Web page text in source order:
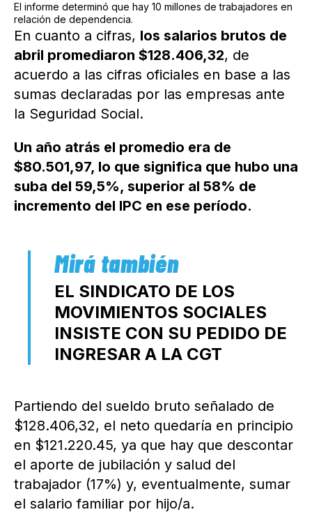
El informe determinó que hay 10 millones de trabajadores en
relación de dependencia.
En cuanto a cifras, los salarios brutos de
abril promediaron $128.406,32, de
acuerdo a las cifras oficiales en base a las
sumas declaradas por las empresas ante
la Seguridad Social.
Un año atrás el promedio era de
$80.501,97, lo que significa que hubo una
suba del 59,5%, superior al 58% de
incremento del IPC en ese período.
EL SINDICATO DE LOS
MOVIMIENTOS SOCIALES
INSISTE CON SU PEDIDO DE
INGRESAR A LA CGT
Partiendo del sueldo bruto señalado de
$128.406,32, el neto quedaría en principio
en $121.220.45, ya que hay que descontar
el aporte de jubilación y salud del
trabajador (17%) y, eventualmente, sumar
el salario familiar por hijo/a.